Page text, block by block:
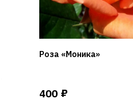
Роза «Моника»
400 ₽